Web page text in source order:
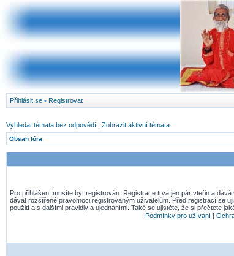
Přihlásit se • Registrovat
Vyhledat témata bez odpovědí | Zobrazit aktivní témata
Obsah fóra
Pro přihlášení musíte být registrován. Registrace trvá jen pár vteřin a
dávat rozšířené pravomoci registrovaným uživatelům. Před registrací se
použití a s dalšími pravidly a ujednáními. Také se ujistěte, že si přečtete
Podmínky pro užívání |